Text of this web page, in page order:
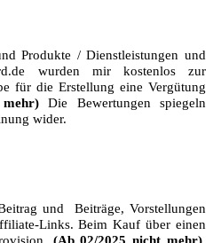
Produkte / Dienstleistungen und
wurden mir kostenlos zur
für die Erstellung eine Vergütung
Die Bewertungen spiegeln
wider.
und Beiträge, Vorstellungen
Links. Beim Kauf über einen